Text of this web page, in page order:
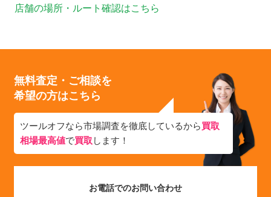
店舗の場所・ルート確認はこちら
無料査定・ご相談を
希望の方はこちら
ツールオフなら市場調査を徹底しているから買取
相場最高値で買取 します！
お電話でのお問い合わせ